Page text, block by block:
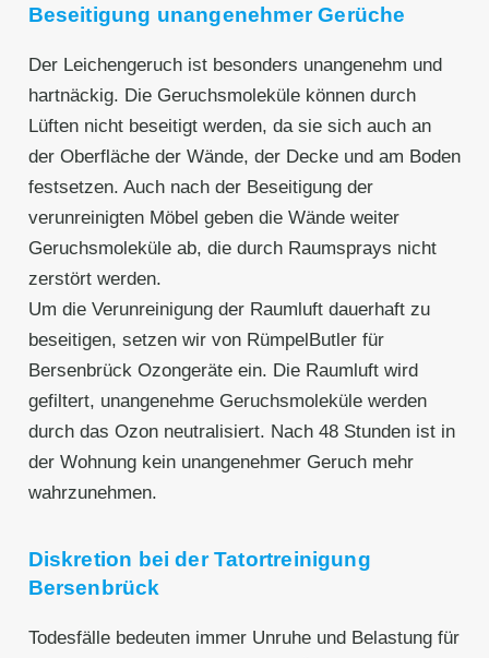
Beseitigung unangenehmer Gerüche
Der Leichengeruch ist besonders unangenehm und
hartnäckig. Die Geruchsmoleküle können durch
Lüften nicht beseitigt werden, da sie sich auch an
der Oberfläche der Wände, der Decke und am Boden
festsetzen. Auch nach der Beseitigung der
verunreinigten Möbel geben die Wände weiter
Geruchsmoleküle ab, die durch Raumsprays nicht
zerstört werden.
Um die Verunreinigung der Raumluft dauerhaft zu
beseitigen, setzen wir von RümpelButler für
Bersenbrück Ozongeräte ein. Die Raumluft wird
gefiltert, unangenehme Geruchsmoleküle werden
durch das Ozon neutralisiert. Nach 48 Stunden ist in
der Wohnung kein unangenehmer Geruch mehr
wahrzunehmen.
Diskretion bei der Tatortreinigung
Bersenbrück
Todesfälle bedeuten immer Unruhe und Belastung für